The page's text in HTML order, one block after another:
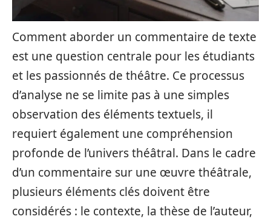
Comment aborder un commentaire de texte
est une question centrale pour les étudiants
et les passionnés de théâtre. Ce processus
d’analyse ne se limite pas à une simples
observation des éléments textuels, il
requiert également une compréhension
profonde de l’univers théâtral. Dans le cadre
d’un commentaire sur une œuvre théâtrale,
plusieurs éléments clés doivent être
considérés : le contexte, la thèse de l’auteur,